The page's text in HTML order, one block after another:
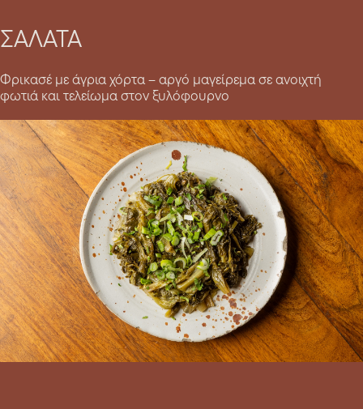
ΣΑΛΑΤΑ
Φρικασέ με άγρια χόρτα – αργό μαγείρεμα σε ανοιχτή
φωτιά και τελείωμα στον ξυλόφουρνο